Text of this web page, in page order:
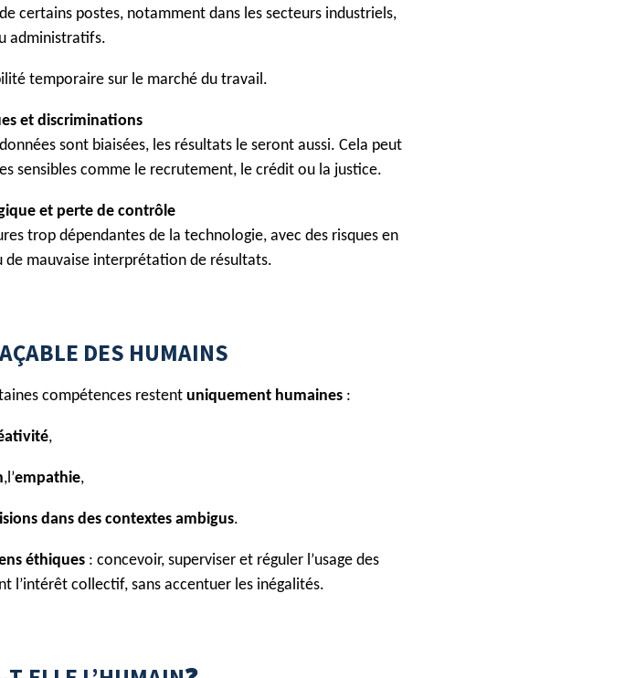
certains postes, notamment dans les secteurs industriels,
administratifs.
temporaire sur le marché du travail.
et discriminations
sont biaisées, les résultats le seront aussi. Cela peut
sensibles comme le recrutement, le crédit ou la justice.
et perte de contrôle
trop dépendantes de la technologie, avec des risques en
mauvaise interprétation de résultats.
DES HUMAINS
compétences restent uniquement humaines:
,
,l’empathie,
dans des contextes ambigus.
éthiques: concevoir, superviser et réguler l’usage des
l’intérêt collectif, sans accentuer les inégalités.